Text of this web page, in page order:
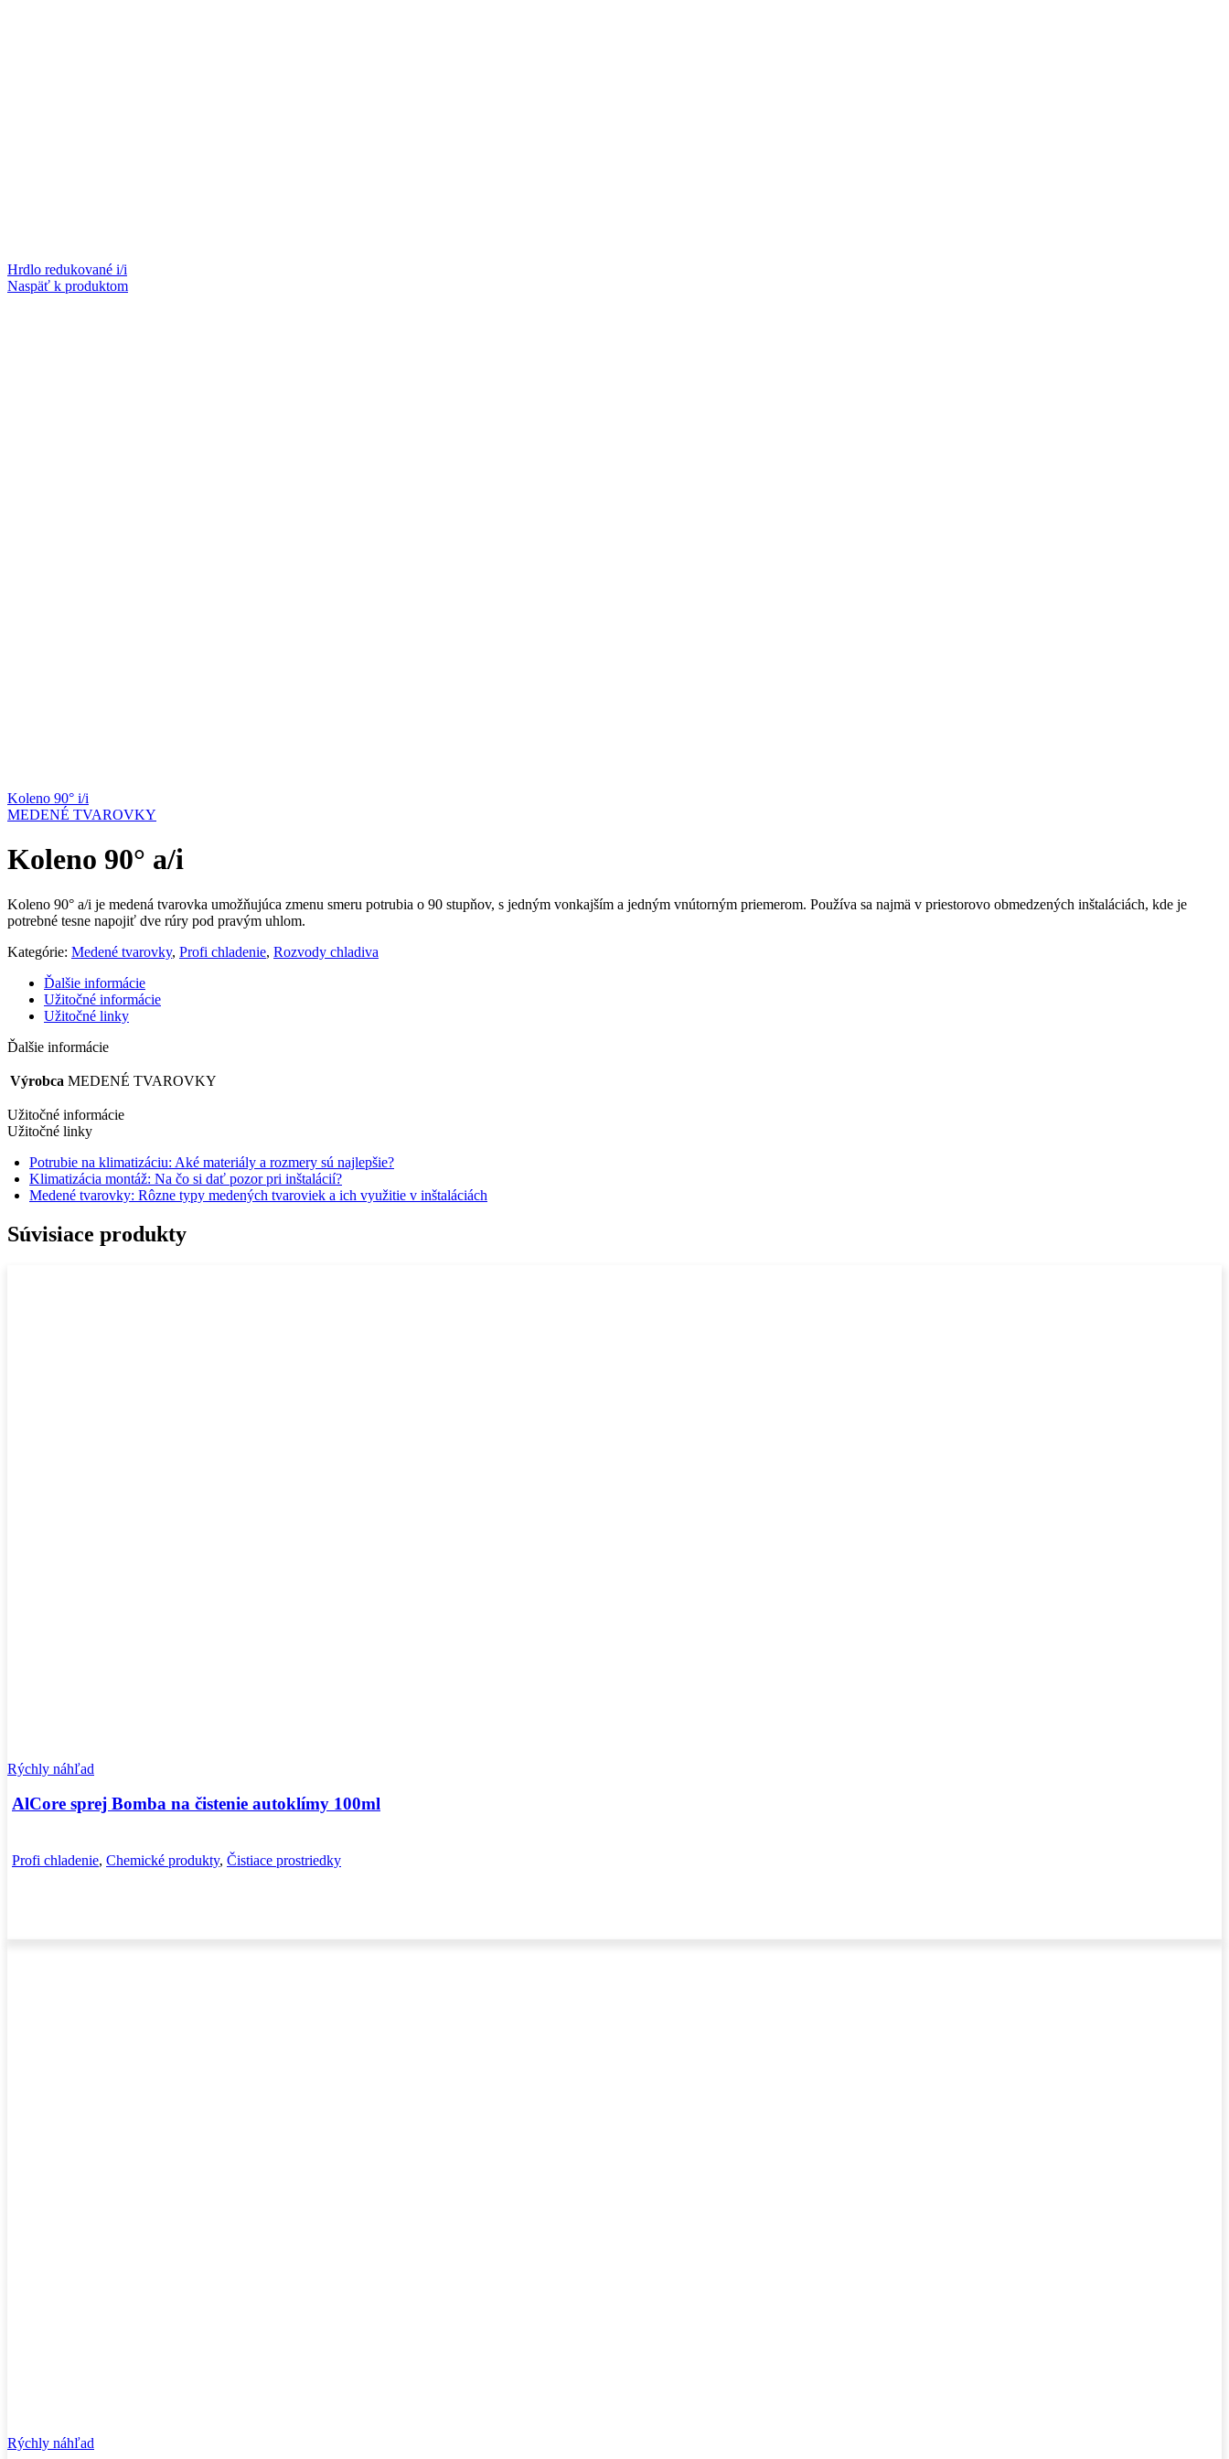
Hrdlo redukované i/i
Naspäť k produktom
Koleno 90° i/i
MEDENÉ TVAROVKY
Koleno 90° a/i
Koleno 90° a/i je medená tvarovka umožňujúca zmenu smeru potrubia o 90 stupňov, s jedným vonkajším a jedným vnútorným priemerom. Používa sa najmä v priestorovo obmedzených inštaláciách, kde je
potrebné tesne napojiť dve rúry pod pravým uhlom.
Kategórie: Medené tvarovky, Profi chladenie, Rozvody chladiva
Ďalšie informácie
Užitočné informácie
Užitočné linky
Ďalšie informácie
Výrobca MEDENÉ TVAROVKY
Užitočné informácie
Užitočné linky
Potrubie na klimatizáciu: Aké materiály a rozmery sú najlepšie?
Klimatizácia montáž: Na čo si dať pozor pri inštalácií?
Medené tvarovky: Rôzne typy medených tvaroviek a ich využitie v inštaláciách
Súvisiace produkty
Rýchly náhľad
AlCore sprej Bomba na čistenie autoklímy 100ml
Profi chladenie, Chemické produkty, Čistiace prostriedky
Rýchly náhľad